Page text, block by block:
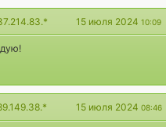
15 июля 2024 10:09
15 июля 2024 08:46